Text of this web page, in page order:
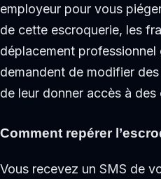
employeur pour vous
de cette escroquerie, les
déplacement
demandent de modifier
de leur donner accès à
Comment repérer
Vous recevez un SMS de